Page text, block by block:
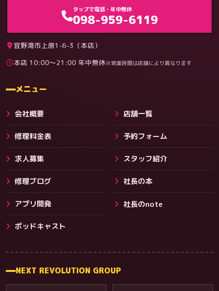
その他サービス
料金
タップで電話・年中無休
098-959-6119
宜野湾市上原1-6-3（本店）
本店 10:00〜21:00 年中無休※営業時間は店舗により異なります
メニュー
会社概要 店舗一覧
修理料金表 予約フォーム
求人募集 スタッフ紹介
修理ブログ 社長の本
アプリ開発 社長のnote
ポッドキャスト
NEXT REVOLUTION GROUP